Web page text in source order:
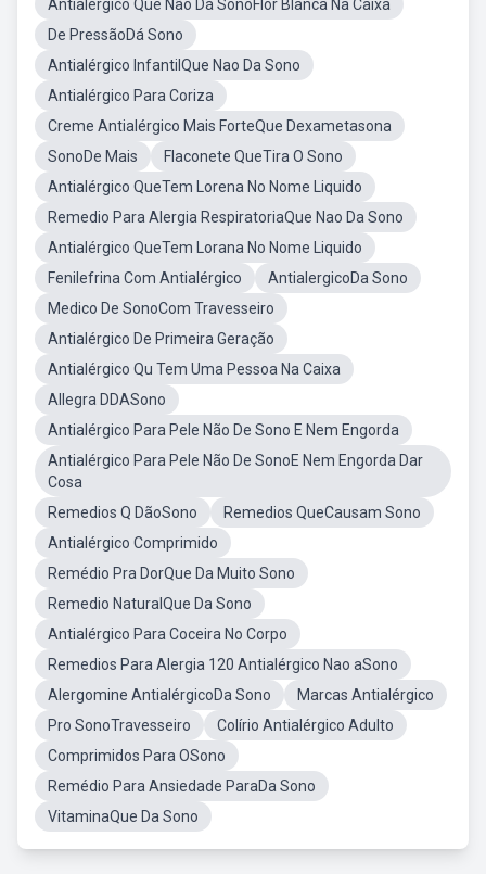
Antialérgico Que Não Dá SonoFlor Blanca Na Caixa
De PressãoDá Sono
Antialérgico InfantilQue Nao Da Sono
Antialérgico Para Coriza
Creme Antialérgico Mais ForteQue Dexametasona
SonoDe Mais
Flaconete QueTira O Sono
Antialérgico QueTem Lorena No Nome Liquido
Remedio Para Alergia RespiratoriaQue Nao Da Sono
Antialérgico QueTem Lorana No Nome Liquido
Fenilefrina Com Antialérgico
AntialergicoDa Sono
Medico De SonoCom Travesseiro
Antialérgico De Primeira Geração
Antialérgico Qu Tem Uma Pessoa Na Caixa
Allegra DDASono
Antialérgico Para Pele Não De Sono E Nem Engorda
Antialérgico Para Pele Não De SonoE Nem Engorda Dar
Cosa
Remedios Q DãoSono
Remedios QueCausam Sono
Antialérgico Comprimido
Remédio Pra DorQue Da Muito Sono
Remedio NaturalQue Da Sono
Antialérgico Para Coceira No Corpo
Remedios Para Alergia 120 Antialérgico Nao aSono
Alergomine AntialérgicoDa Sono
Marcas Antialérgico
Pro SonoTravesseiro
Colírio Antialérgico Adulto
Comprimidos Para OSono
Remédio Para Ansiedade ParaDa Sono
VitaminaQue Da Sono